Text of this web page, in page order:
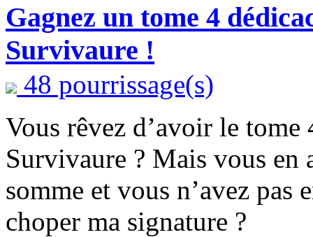
Gagnez un tome 4
Survivaure !
48 pourrissage(s)
Vous rêvez d’avoir le
Survivaure ? Mais vous en
somme et vous n’avez
choper ma signature ?